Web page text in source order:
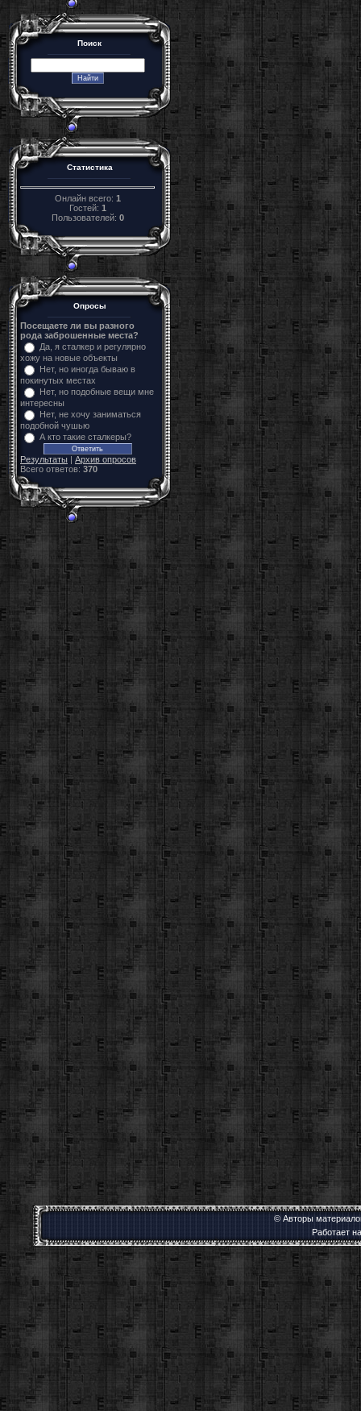
Поиск
Статистика
Онлайн всего: 1
Гостей: 1
Пользователей: 0
Опросы
Посещаете ли вы разного
рода заброшенные места?
Да, я сталкер и регулярно
хожу на новые объекты
Нет, но иногда бываю в
покинутых местах
Нет, но подобные вещи мне
интересны
Нет, не хочу заниматься
подобной чушью
А кто такие сталкеры?
Результаты | Архив опросов
Всего ответов: 370
© Авторы
Работает